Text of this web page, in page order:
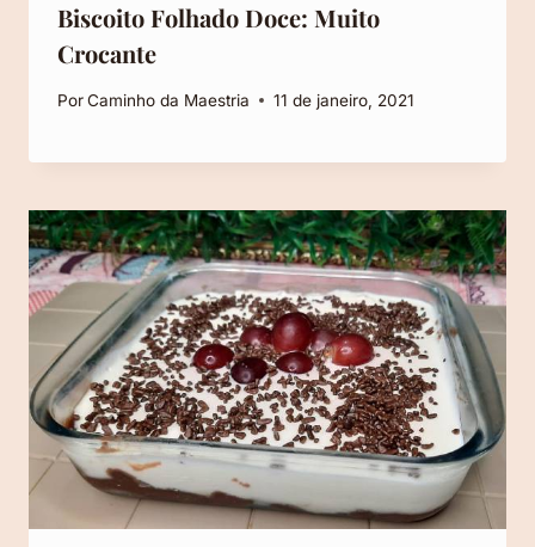
Biscoito Folhado Doce: Muito
Crocante
PorCaminho da Maestria 11 de janeiro, 2021